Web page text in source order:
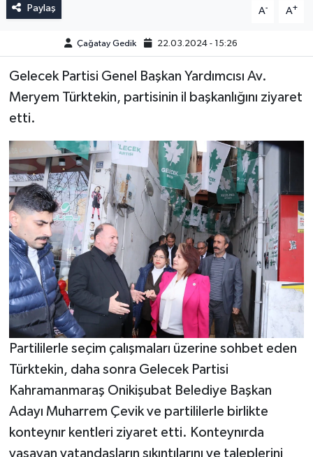
Paylaş A- A+
Çağatay Gedik 22.03.2024 - 15:26
Gelecek Partisi Genel Başkan Yardımcısı Av.
Meryem Türktekin, partisinin il başkanlığını ziyaret
etti.
Partililerle seçim çalışmaları üzerine sohbet eden
Türktekin, daha sonra Gelecek Partisi
Kahramanmaraş Onikişubat Belediye Başkan
Adayı Muharrem Çevik ve partililerle birlikte
konteynır kentleri ziyaret etti. Konteynırda
yaşayan vatandaşların sıkıntılarını ve taleplerini